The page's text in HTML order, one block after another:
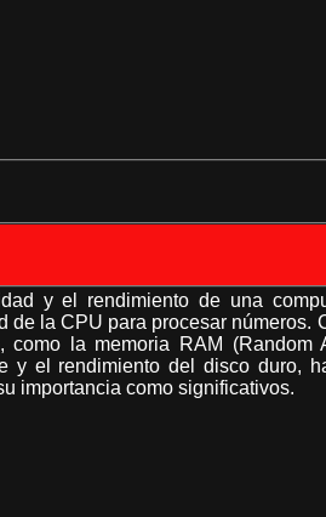
y el rendimiento de una
de la CPU para procesar números.
como la memoria RAM
y el rendimiento del disco duro,
importancia como significativos.